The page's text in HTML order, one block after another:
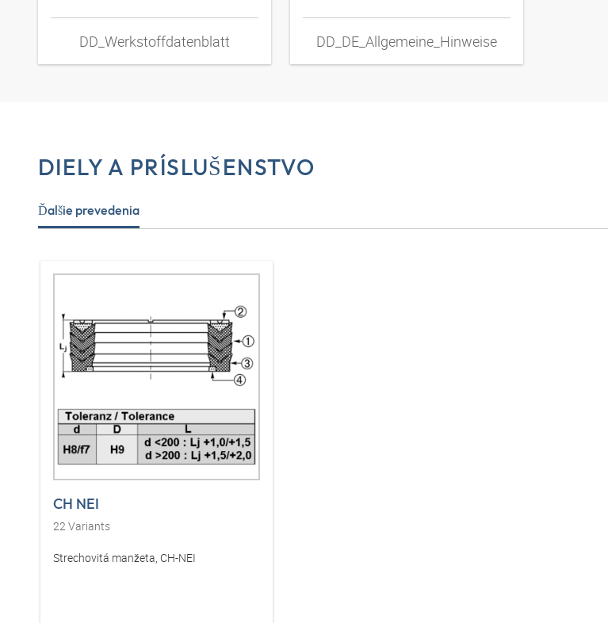
DD_Werkstoffdatenblatt DD_DE_Allgemeine_Hinweise
DIELY A PRÍSLUŠENSTVO
Ďalšie prevedenia
CH NEI
22Variants
Strechovitá manžeta, CH-NEI